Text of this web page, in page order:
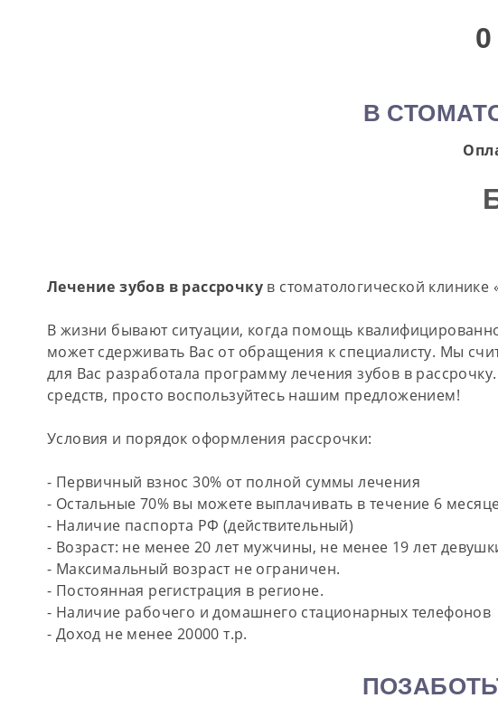
В
Лечение зубов в рассрочку в стоматологической
В жизни бывают ситуации, когда помощь
может сдерживать Вас от обращения к специалисту. Мы
для Вас разработала программу лечения зубов в
средств, просто воспользуйтесь нашим предложением!
Условия и порядок оформления рассрочки:
- Первичный взнос 30% от полной суммы лечения
- Остальные 70% вы можете выплачивать в течение 6
- Наличие паспорта РФ (действительный)
- Возраст: не менее 20 лет мужчины, не менее 19 лет
- Максимальный возраст не ограничен.
- Постоянная регистрация в регионе.
- Наличие рабочего и домашнего стационарных телефонов
- Доход не менее 20000 т.р.